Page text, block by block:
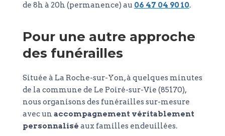
de 8h à 20h (permanence) au 06 47 04 90 10.
Pour une autre approche
des funérailles
Située à La Roche-sur-Yon, à quelques minutes
de la commune de Le Poiré-sur-Vie (85170),
nous organisons des funérailles sur-mesure
avec un accompagnement véritablement
personnalisé aux familles endeuillées.